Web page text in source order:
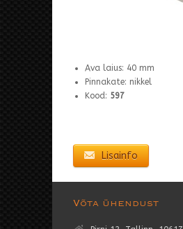
Ava laius: 40 mm
Pinnakate: nikkel
Kood: 597
Lisainfo
Võta ühendust